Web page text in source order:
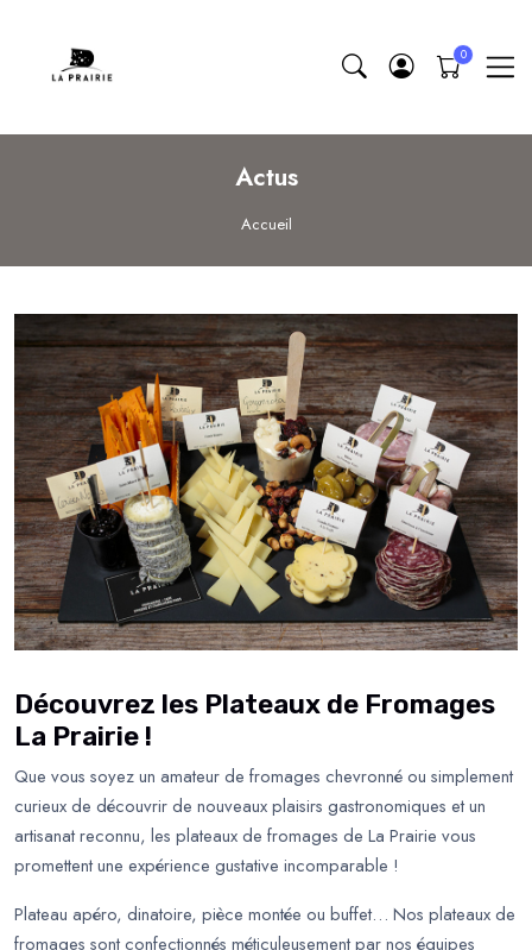
Actus
Accueil
Découvrez les Plateaux de Fromages
La Prairie !
Que vous soyez un amateur de fromages chevronné ou simplement
curieux de découvrir de nouveaux plaisirs gastronomiques et un
artisanat reconnu, les plateaux de fromages de La Prairie vous
promettent une expérience gustative incomparable !
Plateau apéro, dinatoire, pièce montée ou buffet… Nos plateaux de
fromages sont confectionnés méticuleusement par nos équipes